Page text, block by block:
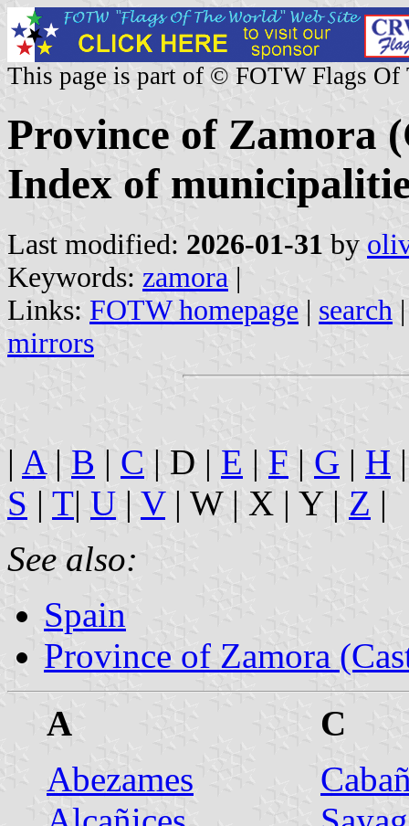
This page is part of © FOTW Flags Of
Province of Zamora
Index of
Last modified: 2026-01-31 by
Keywords: zamora |
Links: FOTW homepage | search
mirrors
| A| B | C | D | E | F | G | H
S | T| U | V| W | X | Y | Z |
See also:
Spain
Province of Zamora
A
Abezames
C